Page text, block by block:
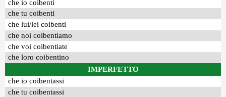
che io coibenti
che tu coibenti
che lui/lei coibenti
che noi coibentiamo
che voi coibentiate
che loro coibentino
IMPERFETTO
che io coibentassi
che tu coibentassi